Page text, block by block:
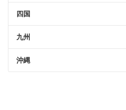
四国
九州
沖縄